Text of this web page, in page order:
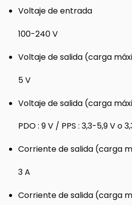
Voltaje de entrada
100-240 V
Voltaje de salida (carga
5 V
Voltaje de salida (carga
PDO : 9 V / PPS : 3,3-5,9 V o
Corriente de salida (carga
3 A
Corriente de salida (carga